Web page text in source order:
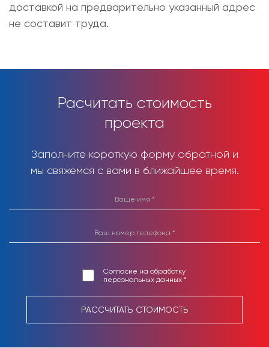
доставкой на предварительно указанный адрес
не составит труда.
Расчитать стоимость
проекта
Заполните короткую форму обратной и
мы свяжемся с вами в ближайшее время.
Согласие на обработку
персональных данных *
РАССЧИТАТЬ СТОИМОСТЬ